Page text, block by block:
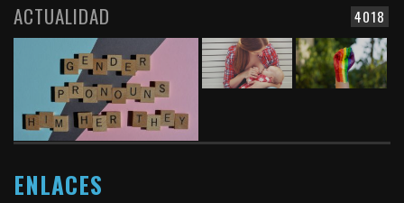
4018
ACTUALIDAD
ENLACES